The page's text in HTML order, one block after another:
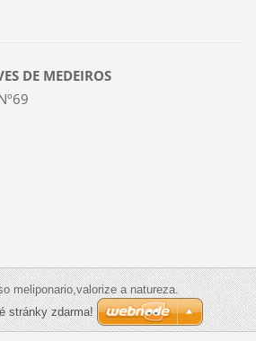
DE MEDEIROS
meliponario,valorize a natureza.
stránky zdarma!